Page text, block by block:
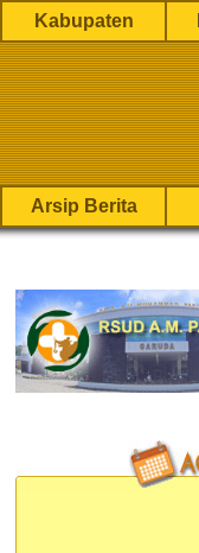
Kabupaten
Arsip Berita